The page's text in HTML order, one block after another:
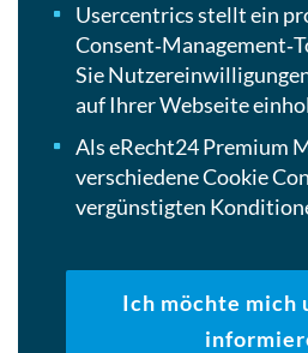
Usercentrics stellt ein
Sie
auf Ihrer Webseite
Als eRecht24 Premium
verschiedene Cookie
vergünstigten
Ich möchte mich